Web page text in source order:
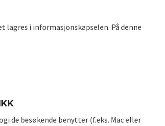
lagres i informasjonskapselen. På denne
de besøkende benytter (f.eks. Mac eller